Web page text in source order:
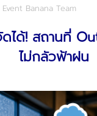
Event Banana Team
ได้! สถานที่
ไม่กลัวฟ้าฝน